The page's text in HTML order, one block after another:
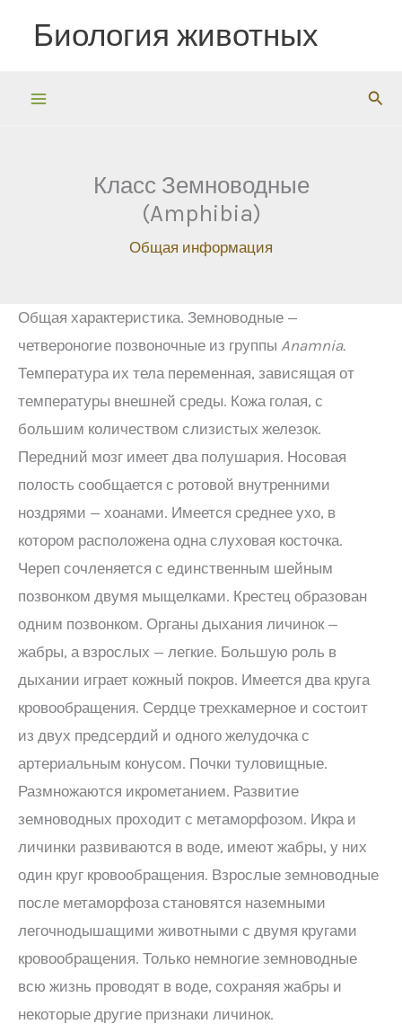
Биология животных
Класс Земноводные
(Amphibia)
Общая информация
Общая характеристика. Земноводные —
четвероногие позвоночные из группы Anamnia.
Температура их тела переменная, зависящая от
температуры внешней среды. Кожа голая, с
большим количеством слизистых железок.
Передний мозг имеет два полушария. Носовая
полость сообщается с ротовой внутренними
ноздрями — хоанами. Имеется среднее ухо, в
котором расположена одна слуховая косточка.
Череп сочленяется с единственным шейным
позвонком двумя мыщелками. Крестец образован
одним позвонком. Органы дыхания личинок —
жабры, а взрослых — легкие. Большую роль в
дыхании играет кожный покров. Имеется два круга
кровообращения. Сердце трехкамерное и состоит
из двух предсердий и одного желудочка с
артериальным конусом. Почки туловищные.
Размножаются икрометанием. Развитие
земноводных проходит с метаморфозом. Икра и
личинки развиваются в воде, имеют жабры, у них
один круг кровообращения. Взрослые земноводные
после метаморфоза становятся наземными
легочнодышащими животными с двумя кругами
кровообращения. Только немногие земноводные
всю жизнь проводят в воде, сохраняя жабры и
некоторые другие признаки личинок.